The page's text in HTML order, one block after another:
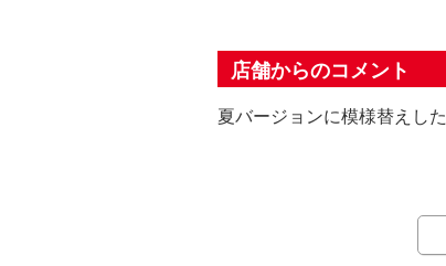
店舗からのコメント
夏バージョンに模様替えし